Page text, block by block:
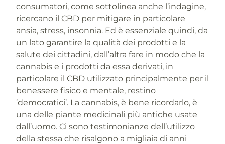
consumatori, come sottolinea anche l’indagine,
ricercano il CBD per mitigare in particolare
ansia, stress, insonnia. Ed è essenziale quindi, da
un lato garantire la qualità dei prodotti e la
salute dei cittadini, dall’altra fare in modo che la
cannabis e i prodotti da essa derivati, in
particolare il CBD utilizzato principalmente per il
benessere fisico e mentale, restino
‘democratici’. La cannabis, è bene ricordarlo, è
una delle piante medicinali più antiche usate
dall’uomo. Ci sono testimonianze dell’utilizzo
della stessa che risalgono a migliaia di anni